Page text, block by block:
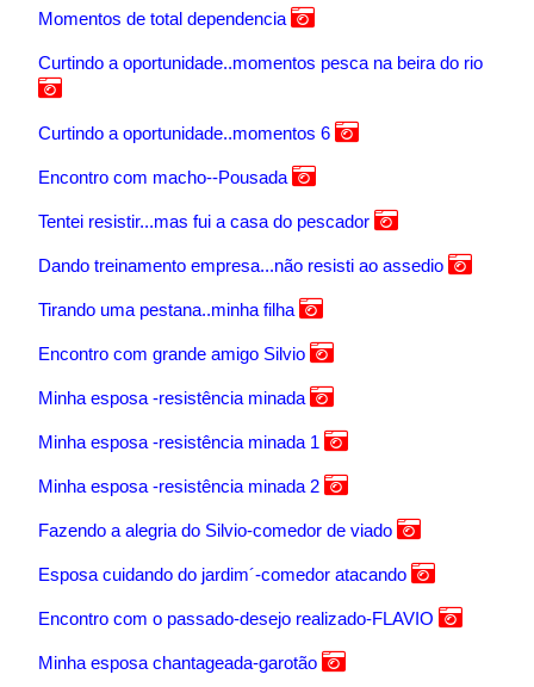
Momentos de total dependencia
Curtindo a oportunidade..momentos pesca na beira do rio
Curtindo a oportunidade..momentos 6
Encontro com macho--Pousada
Tentei resistir...mas fui a casa do pescador
Dando treinamento empresa...não resisti ao assedio
Tirando uma pestana..minha filha
Encontro com grande amigo Silvio
Minha esposa -resistência minada
Minha esposa -resistência minada 1
Minha esposa -resistência minada 2
Fazendo a alegria do Silvio-comedor de viado
Esposa cuidando do jardim´-comedor atacando
Encontro com o passado-desejo realizado-FLAVIO
Minha esposa chantageada-garotão